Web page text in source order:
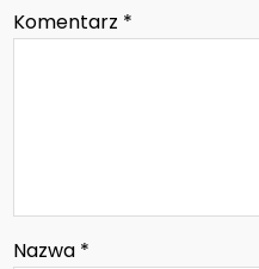
Komentarz *
Nazwa *